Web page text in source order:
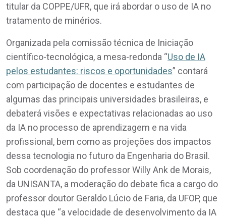
titular da COPPE/UFR, que irá abordar o uso de IA no
tratamento de minérios.
Organizada pela comissão técnica de Iniciação
científico-tecnológica, a mesa-redonda “Uso de IA
pelos estudantes: riscos e oportunidades” contará
com participação de docentes e estudantes de
algumas das principais universidades brasileiras, e
debaterá visões e expectativas relacionadas ao uso
da IA no processo de aprendizagem e na vida
profissional, bem como as projeções dos impactos
dessa tecnologia no futuro da Engenharia do Brasil.
Sob coordenação do professor Willy Ank de Morais,
da UNISANTA, a moderação do debate fica a cargo do
professor doutor Geraldo Lúcio de Faria, da UFOP, que
destaca que “a velocidade de desenvolvimento da IA